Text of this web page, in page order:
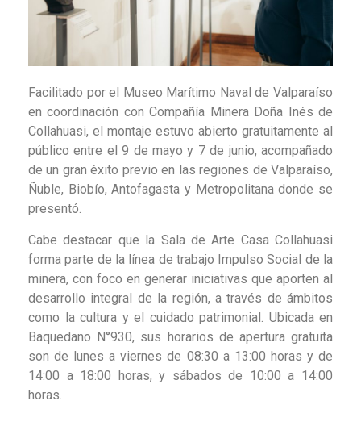
Facilitado por el Museo Marítimo Naval de Valparaíso
en coordinación con Compañía Minera Doña Inés de
Collahuasi, el montaje estuvo abierto gratuitamente al
público entre el 9 de mayo y 7 de junio, acompañado
de un gran éxito previo en las regiones de Valparaíso,
Ñuble, Biobío, Antofagasta y Metropolitana donde se
presentó.
Cabe destacar que la Sala de Arte Casa Collahuasi
forma parte de la línea de trabajo Impulso Social de la
minera, con foco en generar iniciativas que aporten al
desarrollo integral de la región, a través de ámbitos
como la cultura y el cuidado patrimonial. Ubicada en
Baquedano N°930, sus horarios de apertura gratuita
son de lunes a viernes de 08:30 a 13:00 horas y de
14:00 a 18:00 horas, y sábados de 10:00 a 14:00
horas.